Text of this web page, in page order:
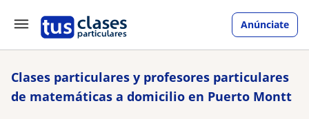
Anúnciate
Clases particulares y profesores particulares
de matemáticas a domicilio en Puerto Montt